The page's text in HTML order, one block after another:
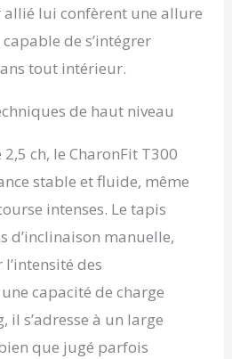
allié lui confèrent une allure
de s’intégrer
tout intérieur.
de haut niveau
ch, le CharonFit T300
stable et fluide, même
intenses. Le tapis
d’inclinaison manuelle,
des
capacité de charge
il s’adresse à un large
que jugé parfois